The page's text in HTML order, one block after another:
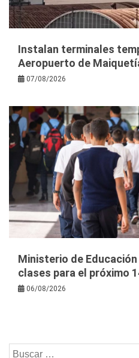
Instalan terminales
Aeropuerto de
07/08/2026
Ministerio de
clases para el próximo
06/08/2026
Buscar: